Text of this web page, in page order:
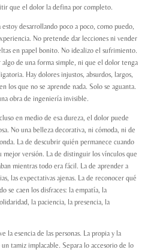
que el dolor la defina por completo.
desarrollando poco a poco, como puedo,
No pretende dar lecciones ni vender
en papel bonito. No idealizo el sufrimiento.
algo de una forma simple, ni que el dolor tenga
Hay dolores injustos, absurdos, largos,
los que no se aprende nada. Solo se aguanta.
obra de ingeniería invisible.
en medio de esa dureza, el dolor puede
No una belleza decorativa, ni cómoda, ni de
La de descubrir quién permanece cuando
mejor versión. La de distinguir los vínculos que
mientras todo era fácil. La de aprender a
las expectativas ajenas. La de reconocer qué
se caen los disfraces: la empatía, la
la paciencia, la presencia, la
la esencia de las personas. La propia y la
tamiz implacable. Separa lo accesorio de lo